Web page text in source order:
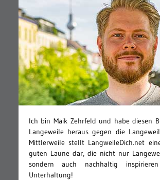
Ich bin Maik Zehrfeld und habe diesen
Langeweile heraus gegen die
Mittlerweile stellt LangweileDich.net
guten Laune dar, die nicht nur
sondern auch nachhaltig
Unterhaltung!